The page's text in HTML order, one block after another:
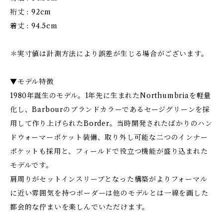
裄丈 : 92cm
着丈 : 94.5cm
＊実寸値は計測方法により誤差が生じる場合がございます。
▼モデル特徴
1980年誕生のモデル。1年先に生まれたNorthumbriaを軽量
化し、Barbourのブランドカラーであるセージグリーンを採
用して作り上げられたBorder。当時開発されたばかりのハン
ドウォーマーポケット装備、取り外し可能な二つのインナー
ポケットも採用と、フィールドで役立つ機能が盛り込まれた
モデルです。
肩周りがセットインスリーブとなった構築がよりフォーマル
に近い雰囲気を持つボーダーは他のモデルとは一線を画した
都会的な佇まいを楽しんでいただけます。